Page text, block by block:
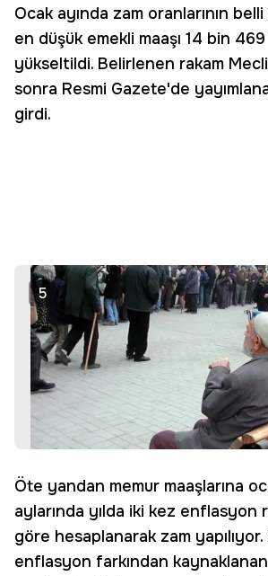
Ocak ayında zam oranlarının belli
en düşük emekli maaşı 14 bin
yükseltildi. Belirlenen rakam
sonra Resmi Gazete'de
girdi.
5
Öte yandan memur maaşlarına
aylarında yılda iki kez enflasyon
göre hesaplanarak zam
enflasyon farkından kaynaklanan